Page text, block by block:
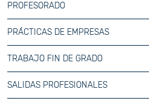
PROFESORADO
PRÁCTICAS DE EMPRESAS
TRABAJO FIN DE GRADO
SALIDAS PROFESIONALES